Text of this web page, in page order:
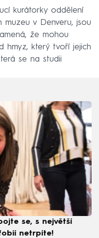
kurátorky oddělení
muzeu v Denveru, jsou
že mohou
hmyz, který tvoří jejich
se na studii
se, s největší
netrpíte!